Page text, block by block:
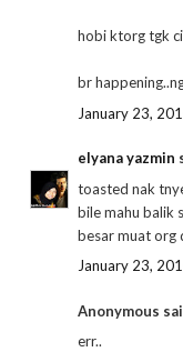
hobi ktorg tgk
br
January 23,
elyana yazmin
toasted nak
bile mahu balik
besar muat org
January 23,
Anonymous
err..